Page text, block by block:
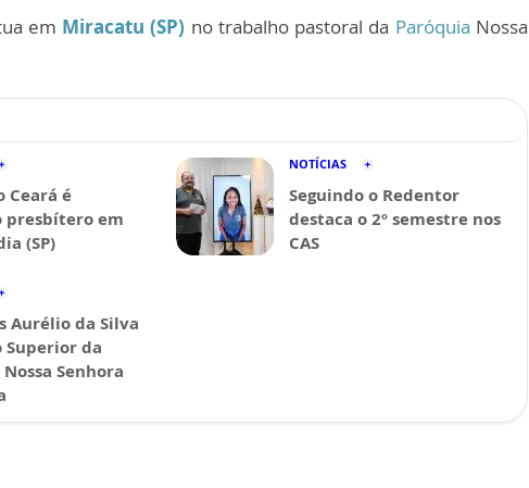
em Miracatu (SP) no trabalho pastoral da Paróquia Nossa
Ceará é
presbítero em
(SP)
NOTÍCIAS
Seguindo o Redentor
destaca o 2º semestre nos
CAS
Aurélio da Silva
da
Senhora